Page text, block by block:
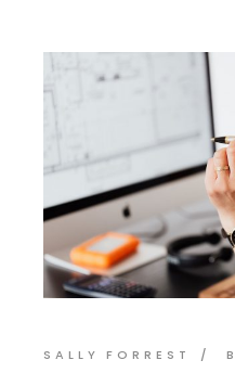
SALLY FORREST